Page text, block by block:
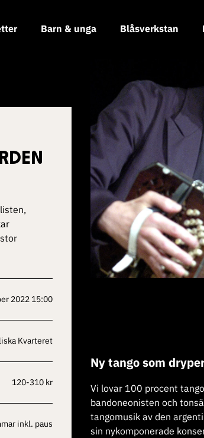
Barn & unga Blåsverkstan
2022 15:00
Kvarteret
120-310 kr
inkl. paus
Ny tango som
Vi lovar 100 procent
bandoneonisten och
tangomusik av den
sin nykomponerade